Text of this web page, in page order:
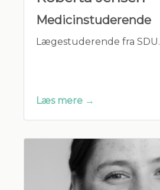
Medicinstuderende
Lægestuderende fra SDU.
Læs mere →